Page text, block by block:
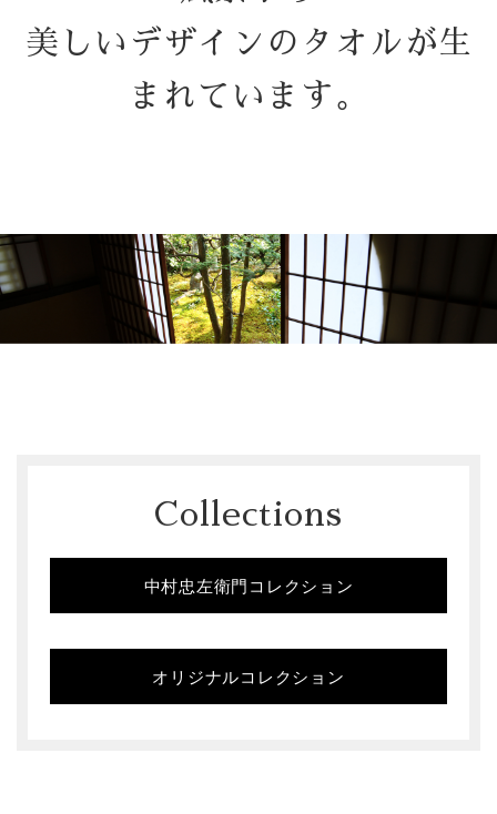
美しいデザインのタオルが生
まれています。
Collections
中村忠左衛門コレクション
オリジナルコレクション